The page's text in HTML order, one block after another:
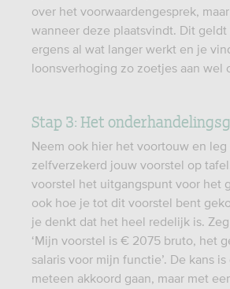
over het voorwaardengesprek,
wanneer deze plaatsvindt. Dit geldt
ergens al wat langer werkt en je
loonsverhoging zo zoetjes aan wel
Stap 3: Het
Neem ook hier het voortouw en leg
zelfverzekerd jouw voorstel op
voorstel het uitgangspunt voor het
ook hoe je tot dit voorstel bent
je denkt dat het heel redelijk is.
‘Mijn voorstel is € 2075 bruto, het
salaris voor mijn functie’. De kans
meteen akkoord gaan, maar met